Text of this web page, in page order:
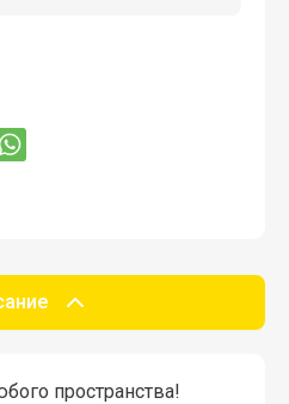
пространства!